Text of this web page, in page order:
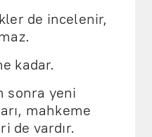
de incelenir,
kadar.
sonra yeni
mahkeme
de vardır.